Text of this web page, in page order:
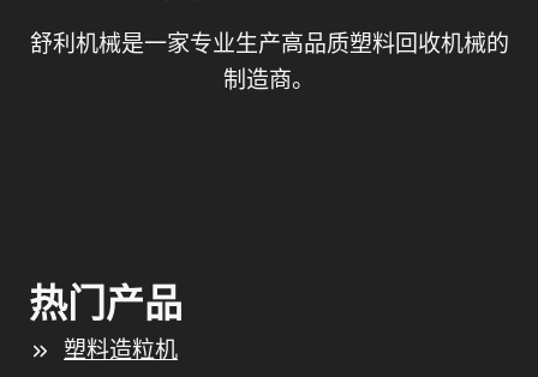
舒利机械是一家专业生产高品质塑料回收机械的
制造商。
热门产品
塑料造粒机